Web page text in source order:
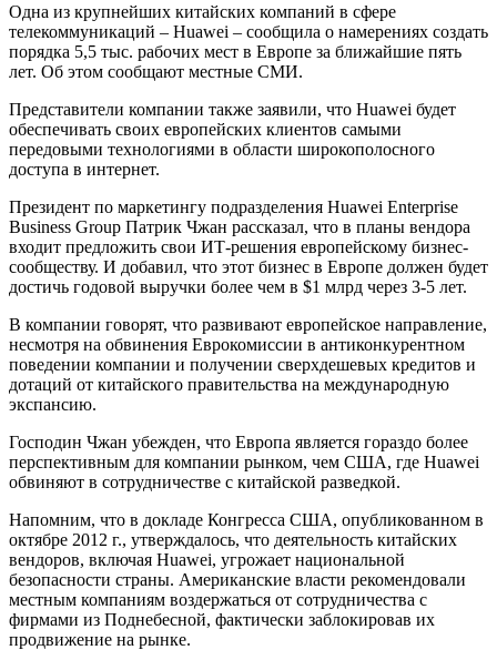
Одна из крупнейших китайских компаний в сфере
телекоммуникаций – Huawei – сообщила о намерениях создать
порядка 5,5 тыс. рабочих мест в Европе за ближайшие пять
лет. Об этом сообщают местные СМИ.
Представители компании также заявили, что Huawei будет
обеспечивать своих европейских клиентов самыми
передовыми технологиями в области широкополосного
доступа в интернет.
Президент по маркетингу подразделения Huawei Enterprise
Business Group Патрик Чжан рассказал, что в планы вендора
входит предложить свои ИТ-решения европейскому бизнес-
сообществу. И добавил, что этот бизнес в Европе должен будет
достичь годовой выручки более чем в $1 млрд через 3-5 лет.
В компании говорят, что развивают европейское направление,
несмотря на обвинения Еврокомиссии в антиконкурентном
поведении компании и получении сверхдешевых кредитов и
дотаций от китайского правительства на международную
экспансию.
Господин Чжан убежден, что Европа является гораздо более
перспективным для компании рынком, чем США, где Huawei
обвиняют в сотрудничестве с китайской разведкой.
Напомним, что в докладе Конгресса США, опубликованном в
октябре 2012 г., утверждалось, что деятельность китайских
вендоров, включая Huawei, угрожает национальной
безопасности страны. Американские власти рекомендовали
местным компаниям воздержаться от сотрудничества с
фирмами из Поднебесной, фактически заблокировав их
продвижение на рынке.